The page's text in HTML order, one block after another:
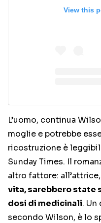
View this
L’uomo, continua
moglie e potrebbe
ricostruzione è
Sunday Times. Il
altro fattore: all’attrice,
vita, sarebbero state
dosi di medicinali.
secondo Wilson, è lo